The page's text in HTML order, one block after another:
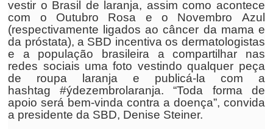
vestir o Brasil de laranja, assim como acontece
com o Outubro Rosa e o Novembro Azul
(respectivamente ligados ao câncer da mama e
da próstata), a SBD incentiva os dermatologistas
e a população brasileira a compartilhar nas
redes sociais uma foto vestindo qualquer peça
de roupa laranja e publicá-la com a
hashtag #ýdezembrolaranja. “Toda forma de
apoio será bem-vinda contra a doença”, convida
a presidente da SBD, Denise Steiner.